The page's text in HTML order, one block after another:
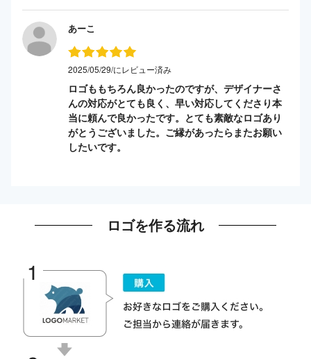
あーこ
2025/05/29/にレビュー済み
ロゴももちろん良かったのですが、デザイナーさ
んの対応がとても良く、早い対応してくださり本
当に頼んで良かったです。とても素敵なロゴあり
がとうございました。ご縁があったらまたお願い
したいです。
ロゴを作る流れ